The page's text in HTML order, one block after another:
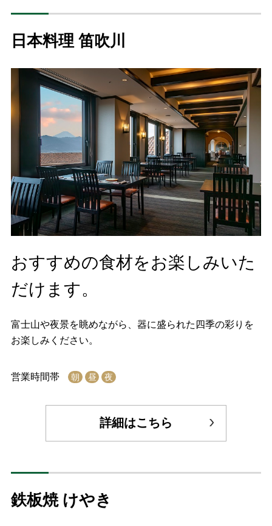
日本料理 笛吹川
おすすめの食材をお楽しみいた
だけます。
富士山や夜景を眺めながら、器に盛られた四季の彩りを
お楽しみください。
営業時間帯 朝 昼 夜
詳細はこちら
鉄板焼 けやき